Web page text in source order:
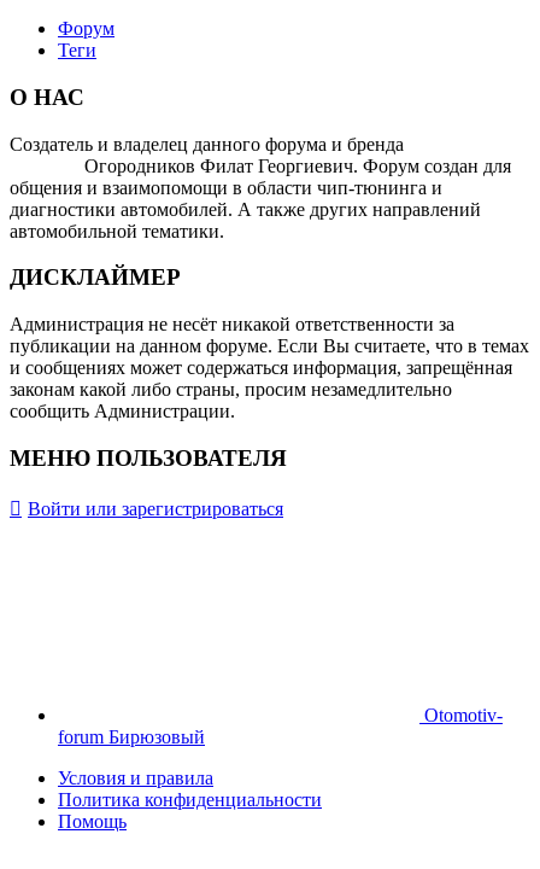
Форум
Теги
О НАС
Создатель и владелец данного форума и бренда
Огородников Филат Георгиевич. Форум создан для
общения и взаимопомощи в области чип-тюнинга и
диагностики автомобилей. А также других направлений
автомобильной тематики.
ДИСКЛАЙМЕР
Администрация не несёт никакой ответственности за
публикации на данном форуме. Если Вы считаете, что в темах
и сообщениях может содержаться информация, запрещённая
законам какой либо страны, просим незамедлительно
сообщить Администрации.
МЕНЮ ПОЛЬЗОВАТЕЛЯ
Войти или зарегистрироваться
Otomotiv-
forum Бирюзовый
Условия и правила
Политика конфиденциальности
Помощь